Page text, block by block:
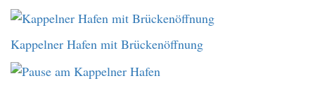
Kappelner Hafen mit Brückenöffnung